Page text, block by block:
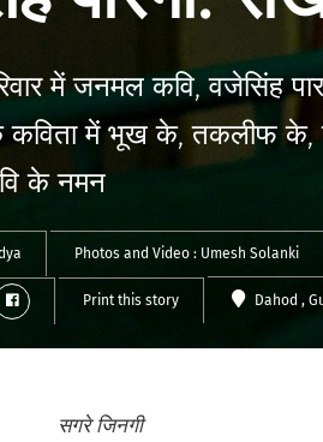
में जनमल कवि, वजेसिंह
कविता में भूख के, तकलीफ के,
के नमन
Photos and Video : Umesh Solanki
Print this story Dahod ,
सगरे जिनगी